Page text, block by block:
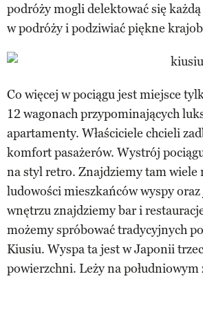
podróży mogli delektować się
w podróży i podziwiać piękne
Co więcej w pociągu jest miejsce
12 wagonach przypominających
apartamenty. Właściciele chcieli
komfort pasażerów. Wystrój
na styl retro. Znajdziemy tam wiele
ludowości mieszkańców wyspy oraz
wnętrzu znajdziemy bar i
możemy spróbować tradycyjnych
Kiusiu. Wyspa ta jest w Japonii
powierzchni. Leży na południowym